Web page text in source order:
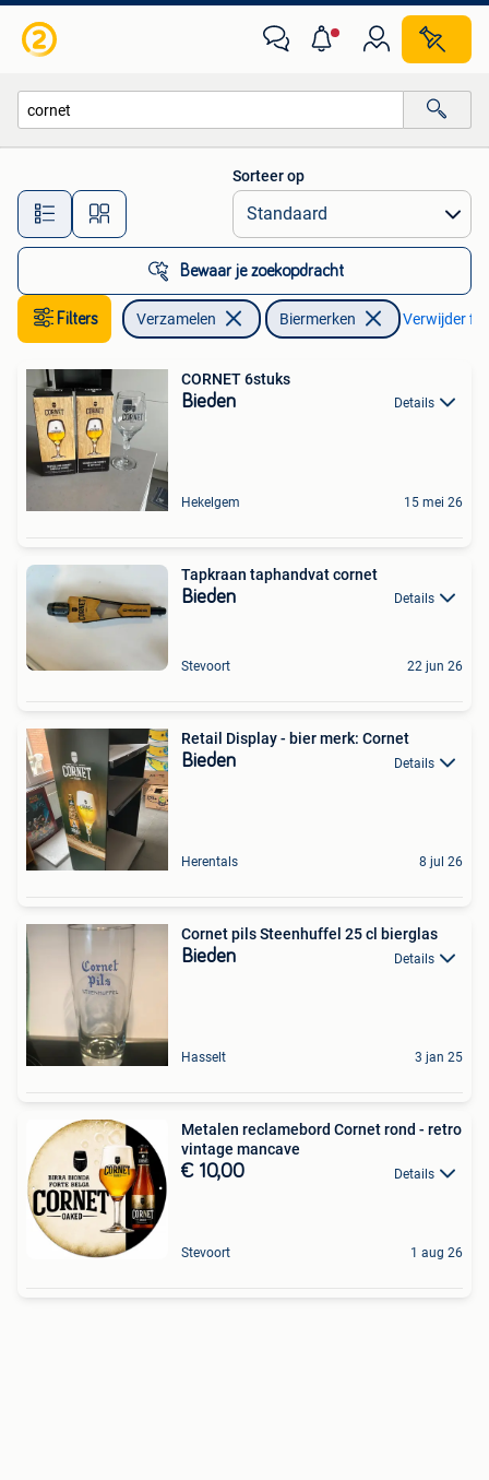
Alle afstanden…
Sorteer op
Bewaar je zoekopdracht
Filters Verzamelen Biermerken Verwijder
CORNET 6stuks
Bieden Details
Hekelgem 15 mei 26
Tapkraan taphandvat cornet
Bieden Details
Stevoort 22 jun 26
Retail Display - bier merk: Cornet
Bieden Details
Herentals 8 jul 26
Cornet pils Steenhuffel 25 cl bierglas
Bieden Details
Hasselt 3 jan 25
Metalen reclamebord Cornet rond - retro
vintage mancave
€ 10,00 Details
Stevoort 1 aug 26